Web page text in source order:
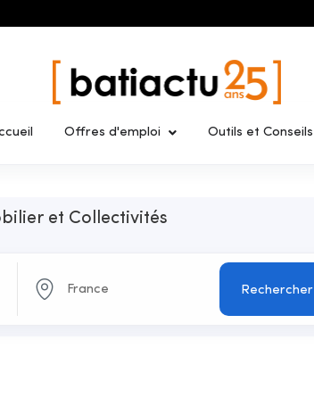
Offres d'emploi Outils et Conseils
et Collectivités
Rechercher